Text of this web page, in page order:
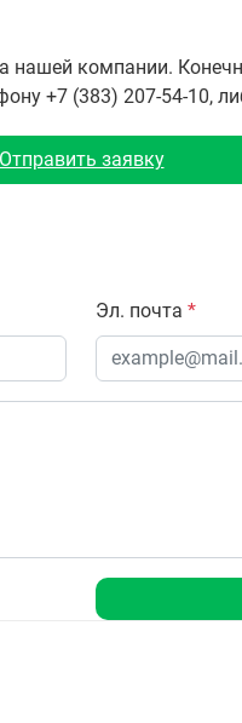
компании.
+7 (383) 207-54-10,
Отправить заявку
Эл. почта *